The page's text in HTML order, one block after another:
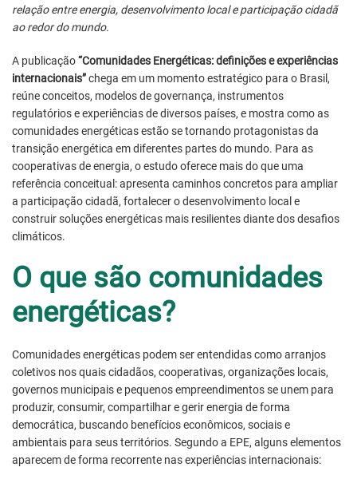
relação entre energia, desenvolvimento local e participação cidadã
ao redor do mundo.
A publicação“Comunidades Energéticas: definições e experiências
internacionais”chega em um momento estratégico para o Brasil,
reúne conceitos, modelos de governança, instrumentos
regulatórios e experiências de diversos países, e mostra como as
comunidades energéticas estão se tornando protagonistas da
transição energética em diferentes partes do mundo. Para as
cooperativas de energia, o estudo oferece mais do que uma
referência conceitual: apresenta caminhos concretos para ampliar
a participação cidadã, fortalecer o desenvolvimento local e
construir soluções energéticas mais resilientes diante dos desafios
climáticos.
O que são comunidades
energéticas?
Comunidades energéticas podem ser entendidas como arranjos
coletivos nos quais cidadãos, cooperativas, organizações locais,
governos municipais e pequenos empreendimentos se unem para
produzir, consumir, compartilhar e gerir energia de forma
democrática, buscando benefícios econômicos, sociais e
ambientais para seus territórios. Segundo a EPE, alguns elementos
aparecem de forma recorrente nas experiências internacionais: